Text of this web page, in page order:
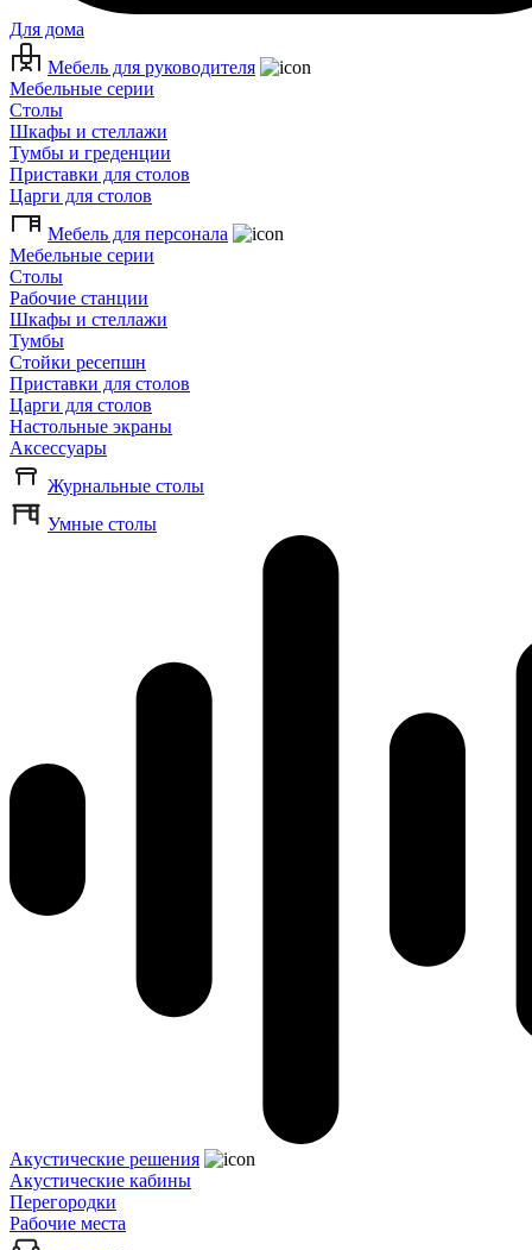
Для дома
Мебель для руководителя
Мебельные серии
Столы
Шкафы и стеллажи
Тумбы и греденции
Приставки для столов
Царги для столов
Мебель для персонала
Мебельные серии
Столы
Рабочие станции
Шкафы и стеллажи
Тумбы
Стойки ресепшн
Приставки для столов
Царги для столов
Настольные экраны
Аксессуары
Журнальные столы
Умные столы
Акустические решения
Акустические кабины
Перегородки
Рабочие места